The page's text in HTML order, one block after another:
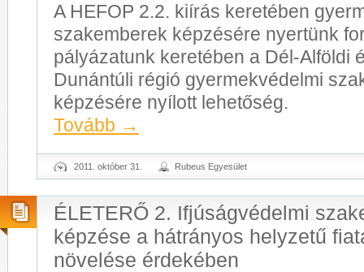
A HEFOP 2.2. kiírás keretében
szakemberek képzésére nyertünk
pályázatunk keretében a Dél-Alföldi
Dunántúli régió gyermekvédelmi
képzésére nyílott lehetőség.
Tovább →
2011. október 31. Rubeus Egyesület
ÉLETERŐ 2. Ifjúságvédelmi
képzése a hátrányos helyzetű
növelése érdekében